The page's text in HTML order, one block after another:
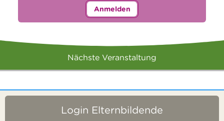
Anmelden
Nächste Veranstaltung
Login Elternbildende